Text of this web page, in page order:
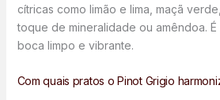
cítricas como limão e lima, maçã
toque de mineralidade ou amêndoa.
boca limpo e vibrante.
Com quais pratos o Pinot Grigio